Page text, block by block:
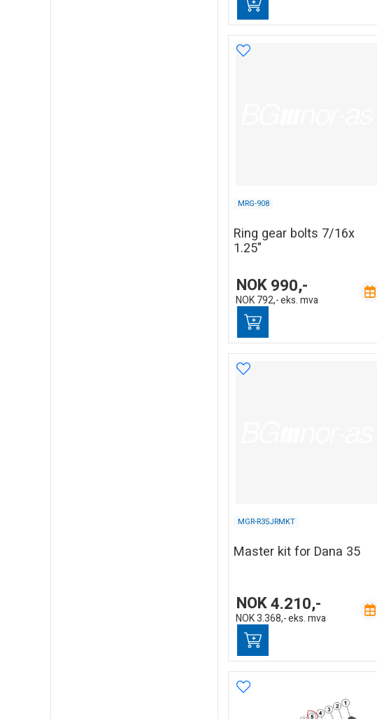
MRG-908
Ring gear bolts 7/16x
1.25"
NOK990,-
NOK 792,-eks. mva
MGR-R35JRMKT
Master kit for Dana 35
NOK4.210,-
NOK3.368,-eks. mva